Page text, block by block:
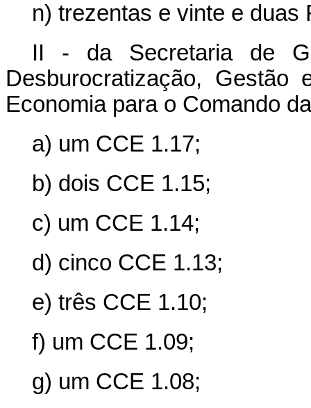
n) trezentas e vinte e duas
II - da Secretaria de
Desburocratização,
Economia para o Comando
a) um CCE 1.17;
b) dois CCE 1.15;
c) um CCE 1.14;
d) cinco CCE 1.13;
e) três CCE 1.10;
f) um CCE 1.09;
g) um CCE 1.08;